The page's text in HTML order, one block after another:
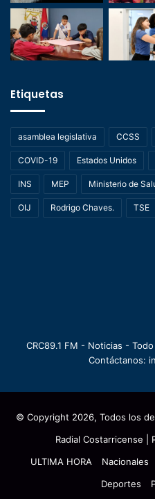
Etiquetas
asamblea legislativa CCSS
COVID-19 Estados Unidos
INS MEP Ministerio de
OIJ Rodrigo Chaves. TSE
CRC89.1 FM - Noticias -
Contáctanos:
© Copyright 2026, Todos los
Radial Costarricense |
ULTIMA HORA
Nacionales
Deportes